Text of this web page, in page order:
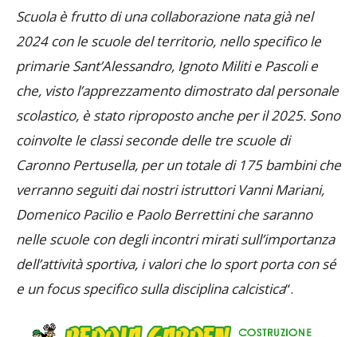
Scuola è frutto di una collaborazione nata già nel
2024 con le scuole del territorio, nello specifico le
primarie Sant’Alessandro, Ignoto Militi e Pascoli e
che, visto l’apprezzamento dimostrato dal personale
scolastico, è stato riproposto anche per il 2025. Sono
coinvolte le classi seconde delle tre scuole di
Caronno Pertusella, per un totale di 175 bambini che
verranno seguiti dai nostri istruttori Vanni Mariani,
Domenico Pacilio e Paolo Berrettini che saranno
nelle scuole con degli incontri mirati sull’importanza
dell’attività sportiva, i valori che lo sport porta con sé
e un focus specifico sulla disciplina calcistica“.